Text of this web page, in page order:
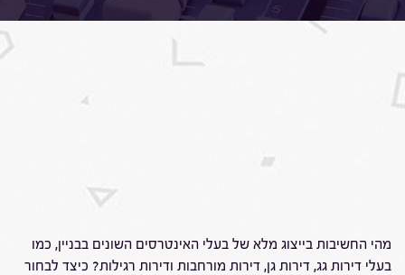
מהי החשיבות בייצוג מלא של בעלי האינטרסים השונים בבניין, כמו
בעלי דירות גג, דירות גן, דירות מורחבות ודירות רגילות? כיצד לבחור